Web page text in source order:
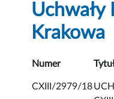
Uchwały
Krakowa
Numer
CXIII/2979/18